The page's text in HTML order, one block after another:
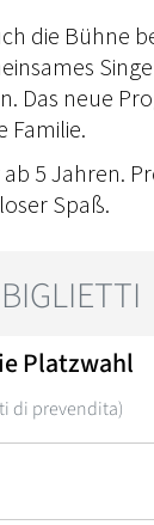
die Bühne
Das neue
Familie.
ab 5 Jahren.
Spaß.